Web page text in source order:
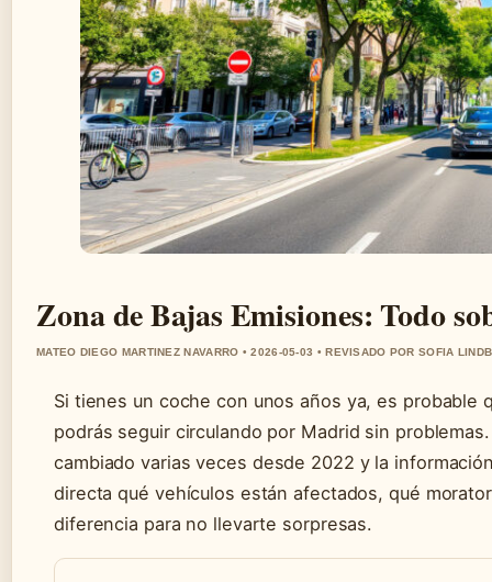
Zona de Bajas Emisiones: Todo
MATEO DIEGO MARTINEZ NAVARRO • 2026-05-03 • REVISADO POR SOFIA
Si tienes un coche con unos años ya, es probable
podrás seguir circulando por Madrid sin
cambiado varias veces desde 2022 y la
directa qué vehículos están afectados, qué
diferencia para no llevarte sorpresas.